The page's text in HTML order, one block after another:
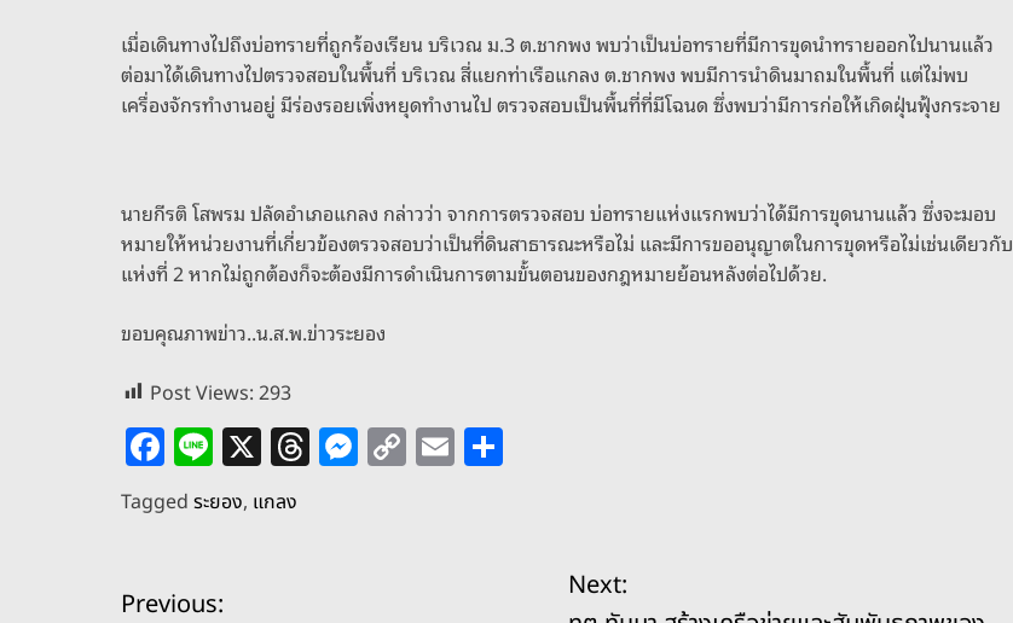
เมื่อเดินทางไปถึงบ่อทรายที่ถูกร้องเรียน บริเวณ ม.3 ต.ชากพง พบว่าเป็นบ่อทรายที่มีการขุดนำทรายออกไปนานแล้ว
ต่อมาได้เดินทางไปตรวจสอบในพื้นที่ บริเวณ สี่แยกท่าเรือแกลง ต.ชากพง พบมีการนำดินมาถมในพื้นที่ แต่ไม่พบ
เครื่องจักรทำงานอยู่ มีร่องรอยเพิ่งหยุดทำงานไป ตรวจสอบเป็นพื้นที่ที่มีโฉนด ซึ่งพบว่ามีการก่อให้เกิดฝุ่นฟุ้งกระจาย
นายกีรติ โสพรม ปลัดอำเภอแกลง กล่าวว่า จากการตรวจสอบ บ่อทรายแห่งแรกพบว่าได้มีการขุดนานแล้ว ซึ่งจะมอบ
หมายให้หน่วยงานที่เกี่ยวข้องตรวจสอบว่าเป็นที่ดินสาธารณะหรือไม่ และมีการขออนุญาตในการขุดหรือไม่เช่นเดียวกับ
แห่งที่ 2 หากไม่ถูกต้องก็จะต้องมีการดำเนินการตามขั้นตอนของกฎหมายย้อนหลังต่อไปด้วย.
ขอบคุณภาพข่าว..น.ส.พ.ข่าวระยอง
Post Views:293
F
a
c
b
Li
n
e
X T
h
M
e
C
o
E
m
Tagged ระยอง, แกลง
แ
Previous:
Next: